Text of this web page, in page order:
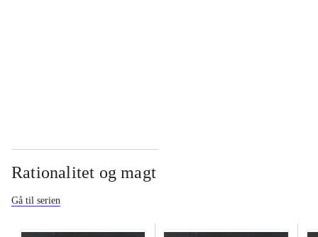
Rationalitet og magt
Gå til serien